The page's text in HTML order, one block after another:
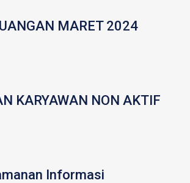
MARET 2024
KARYAWAN NON AKTIF
Informasi